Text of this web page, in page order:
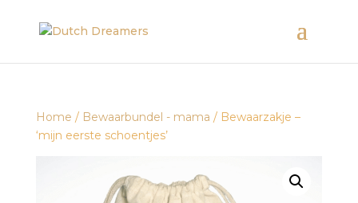
Home / Bewaarbundel - mama / Bewaarzakje –
‘mijn eerste schoentjes’